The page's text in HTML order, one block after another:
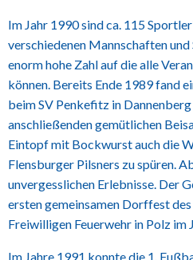
Im Jahr 1990 sind ca. 115
verschiedenen Mannschaften
enorm hohe Zahl auf die alle
können. Bereits Ende 1989 fand
beim SV Penkefitz in
anschließenden gemütlichen
Eintopf mit Bockwurst auch die
Flensburger Pilsners zu spüren.
unvergesslichen Erlebnisse. Der
ersten gemeinsamen Dorffest
Freiwilligen Feuerwehr in Polz im
Im Jahre 1991 konnte die 1.